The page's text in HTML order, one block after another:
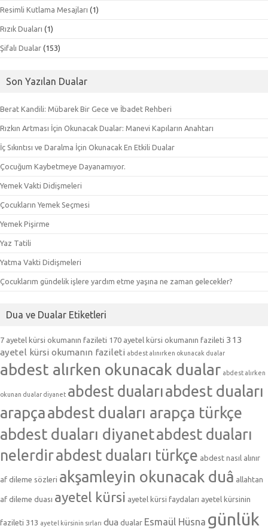
Resimli Kutlama Mesajları (1)
Rızık Duaları (1)
Şifalı Dualar (153)
Son Yazılan Dualar
Berat Kandili: Mübarek Bir Gece ve İbadet Rehberi
Rızkın Artması İçin Okunacak Dualar: Manevi Kapıların Anahtarı
İç Sıkıntısı ve Daralma İçin Okunacak En Etkili Dualar
Çocuğum Kaybetmeye Dayanamıyor.
Yemek Vakti Didişmeleri
Çocukların Yemek Seçmesi
Yemek Pişirme
Yaz Tatili
Yatma Vakti Didişmeleri
Çocuklarım gündelik işlere yardım etme yaşına ne zaman gelecekler?
Dua ve Dualar Etiketleri
7 ayetel kürsi okumanın fazileti 170 ayetel kürsi okumanın fazileti 313
ayetel kürsi okumanın fazileti abdest alınırken okunacak dualar
abdest alırken okunacak dualar abdest alırken
okunan dualar diyanet abdest dualarıabdest duaları
arapçaabdest duaları arapça türkçe
abdest duaları diyanetabdest duaları
nelerdirabdest duaları türkçe abdest nasıl alınır
af dileme sözleri akşamleyin okunacak duâ allahtan
af dileme duası ayetel kürsi ayetel kürsi faydaları ayetel kürsinin
fazileti 313 ayetel kürsinin sırları dua dualar Esmaül Hüsna günlük